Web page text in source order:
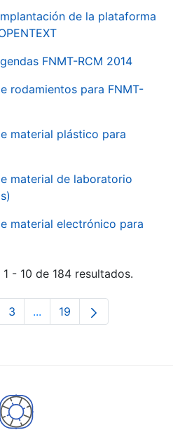
de la plataforma
FNMT-RCM 2014
rodamientos para FNMT-
material plástico para
material de laboratorio
material electrónico para
- 10 de 184 resultados.
Páxina
3 ...Páxinas intermedias Use
Páxina
19